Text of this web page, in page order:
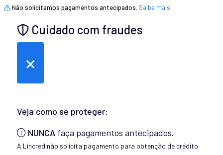
Não solicitamos pagamentos antecipados. Saiba mais
Cuidado com fraudes
×
Veja como se proteger:
NUNCAfaça pagamentos antecipados.
A Lincred não solicita pagamento para obtenção de crédito.